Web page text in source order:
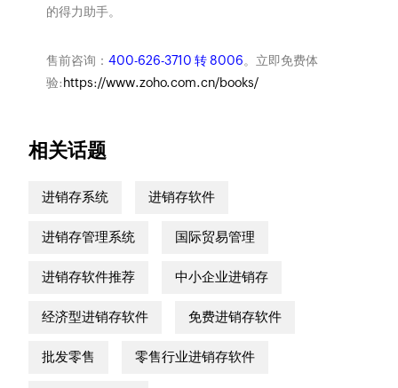
的得力助手。
售前咨询： 400-626-3710 转 8006。立即免费体
验: https://www.zoho.com.cn/books/
相关话题
进销存系统 进销存软件
进销存管理系统 国际贸易管理
进销存软件推荐 中小企业进销存
经济型进销存软件 免费进销存软件
批发零售 零售行业进销存软件